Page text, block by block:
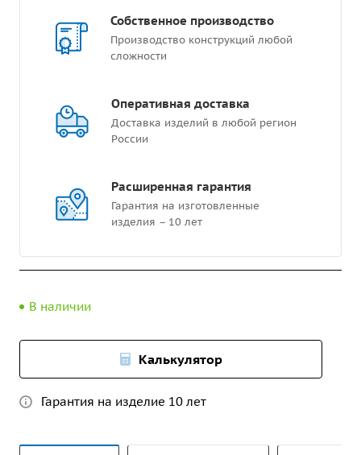
Собственное производство
Производство конструкций любой
сложности
Оперативная доставка
Доставка изделий в любой регион
России
Расширенная гарантия
Гарантия на изготовленные
изделия – 10 лет
В наличии
Калькулятор
Гарантия на изделие 10 лет